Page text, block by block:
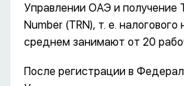
Управлении ОАЭ и получение
Number (TRN), т. е.
среднем занимают от 20
После регистрации в